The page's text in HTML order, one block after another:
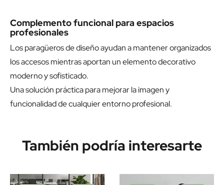
Complemento funcional para espacios
profesionales
Los paragüeros de diseño ayudan a mantener organizados
los accesos mientras aportan un elemento decorativo
moderno y sofisticado.
Una solución práctica para mejorar la imagen y
funcionalidad de cualquier entorno profesional.
También podría interesarte